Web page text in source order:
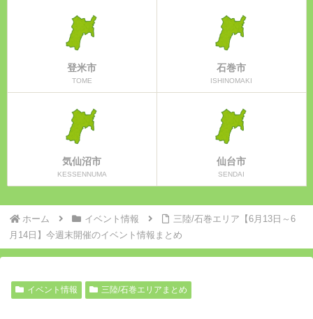
登米市
TOME
石巻市
ISHINOMAKI
気仙沼市
KESSENNUMA
仙台市
SENDAI
ホーム イベント情報
三陸/石巻エリア【6月13日～6
月14日】今週末開催のイベント情報まとめ
イベント情報 三陸/石巻エリアまとめ